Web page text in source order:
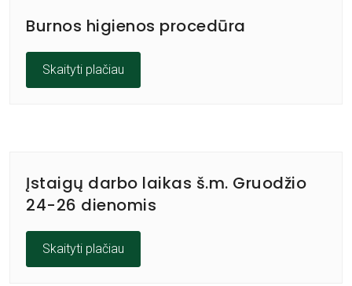
Burnos higienos procedūra
Skaityti plačiau
Įstaigų darbo laikas š.m. Gruodžio
24-26 dienomis
Skaityti plačiau